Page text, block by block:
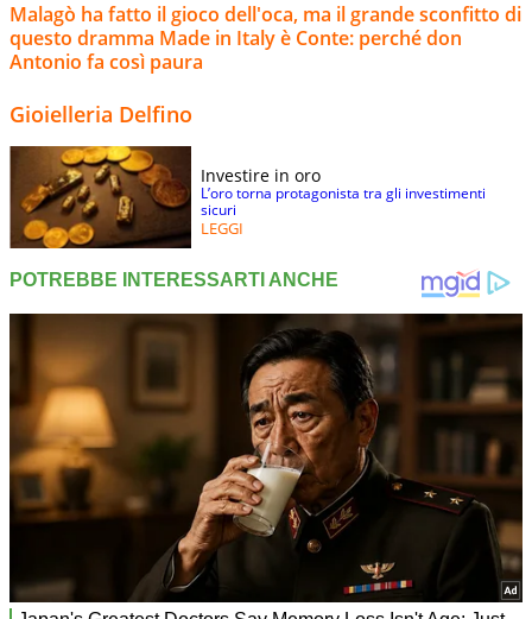
Malagò ha fatto il gioco dell'oca, ma il grande sconfitto di
questo dramma Made in Italy è Conte: perché don
Antonio fa così paura
Gioielleria Delfino
Investire in oro
L’oro torna protagonista tra gli investimenti
sicuri
LEGGI